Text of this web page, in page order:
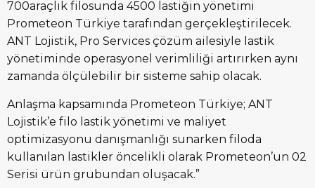
700araçlık filosunda 4500 lastiğin yönetimi
Prometeon Türkiye tarafından gerçekleştirilecek.
ANT Lojistik, Pro Services çözüm ailesiyle lastik
yönetiminde operasyonel verimliliği artırırken aynı
zamanda ölçülebilir bir sisteme sahip olacak.
Anlaşma kapsamında Prometeon Türkiye; ANT
Lojistik’e filo lastik yönetimi ve maliyet
optimizasyonu danışmanlığı sunarken filoda
kullanılan lastikler öncelikli olarak Prometeon’un 02
Serisi ürün grubundan oluşacak.”